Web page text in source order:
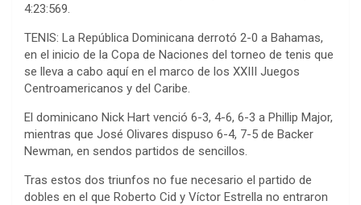
4:23:569.
TENIS: La República Dominicana derrotó 2-0 a Bahamas,
en el inicio de la Copa de Naciones del torneo de tenis que
se lleva a cabo aquí en el marco de los XXIII Juegos
Centroamericanos y del Caribe.
El dominicano Nick Hart venció 6-3, 4-6, 6-3 a Phillip Major,
mientras que José Olivares dispuso 6-4, 7-5 de Backer
Newman, en sendos partidos de sencillos.
Tras estos dos triunfos no fue necesario el partido de
dobles en el que Roberto Cid y Víctor Estrella no entraron